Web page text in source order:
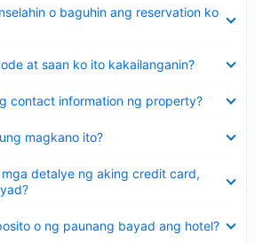
o baguhin ang reservation ko
at saan ko ito kakailanganin?
contact information ng property?
magkano ito?
detalye ng aking credit card,
o ng paunang bayad ang hotel?